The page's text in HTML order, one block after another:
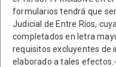
formularios tendrá que
Judicial de Entre Ríos,
completados en letra
requisitos excluyentes de
elaborado a tales